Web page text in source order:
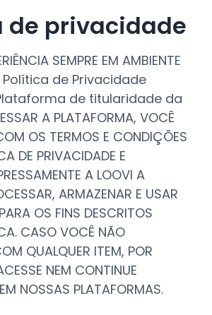
de privacidade
SEMPRE EM AMBIENTE
Política de Privacidade
de titularidade da
A PLATAFORMA, VOCÊ
OS TERMOS E CONDIÇÕES
DE PRIVACIDADE E
A LOOVI A
ARMAZENAR E USAR
OS FINS DESCRITOS
CASO VOCÊ NÃO
QUALQUER ITEM, POR
NEM CONTINUE
NOSSAS PLATAFORMAS.